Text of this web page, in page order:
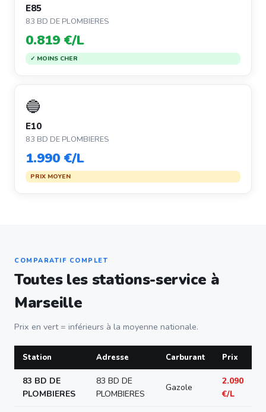
E85
83 BD DE PLOMBIERES
0.819 €/L
✓ MOINS CHER
🔵
E10
83 BD DE PLOMBIERES
1.990 €/L
PRIX MOYEN
COMPARATIF COMPLET
Toutes les stations-service à
Marseille
Prix en vert = inférieurs à la moyenne nationale.
Station Adresse Carburant Prix
83 BD DE
PLOMBIERES
83 BD DE
PLOMBIERES
Gazole
2.090
€/L